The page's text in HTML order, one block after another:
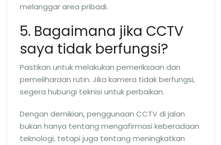
melanggar area pribadi.
5. Bagaimana jika CCTV
saya tidak berfungsi?
Pastikan untuk melakukan pemeriksaan dan
pemeliharaan rutin. Jika kamera tidak berfungsi,
segera hubungi teknisi untuk perbaikan.
Dengan demikian, penggunaan CCTV di jalan
bukan hanya tentang mengafirmasi keberadaan
teknologi, tetapi juga tentang meningkatkan